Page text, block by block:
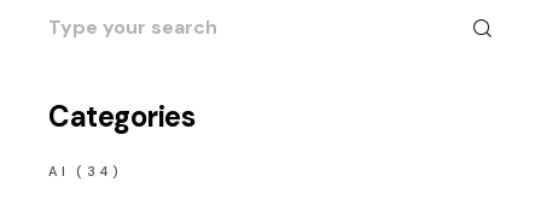
Search
for:
Categories
AI (34)